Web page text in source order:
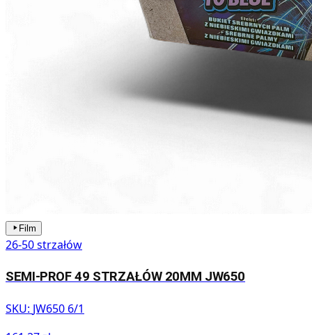
Film
26-50 strzałów
SEMI-PROF 49 STRZAŁÓW 20MM JW650
SKU: JW650 6/1